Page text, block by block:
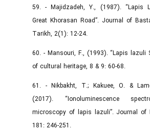
59. - Majidzadeh, Y., (1987). “Lapis
Great Khorasan Road”. Journal of
Tarikh, 2(1): 12-24.
60. - Mansouri, F., (1993). “Lapis lazuli
of cultural heritage, 8 & 9: 60-68.
61. - Nikbakht, T.; Kakuee, O. &
(2017). “Ionoluminescence
microscopy of lapis lazuli”. Journal of
181: 246-251.‌